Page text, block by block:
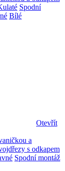
Spodní
Bílé
Otevřít
a
s odkapem
Spodní montáž